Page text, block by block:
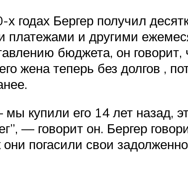
годах Бергер получил
платежами и другими
бюджета, он
жена теперь без долгов ,
купили его 14 лет назад,
— говорит он. Бергер
погасили свои